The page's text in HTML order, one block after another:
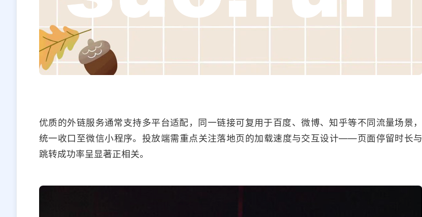
优质的外链服务通常支持多平台适配，同一链接可复用于百度、微博、知乎等不同流量场景，
统一收口至微信小程序。投放端需重点关注落地页的加载速度与交互设计——页面停留时长与
跳转成功率呈显著正相关。